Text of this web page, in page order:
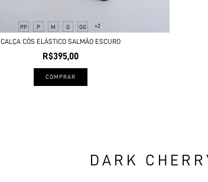
PP P M G GG +2
CALÇA CÓS ELÁSTICO SALMÃO ESCURO
R$395,00
COMPRAR
DARK